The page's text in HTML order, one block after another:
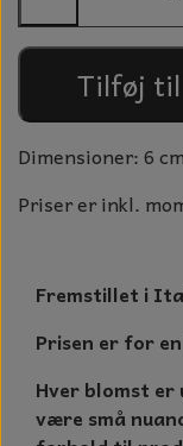
Tilføj
Dimensioner: 6
Priser er inkl.
Fremstillet i
Prisen er for
Hver blomst er
være små